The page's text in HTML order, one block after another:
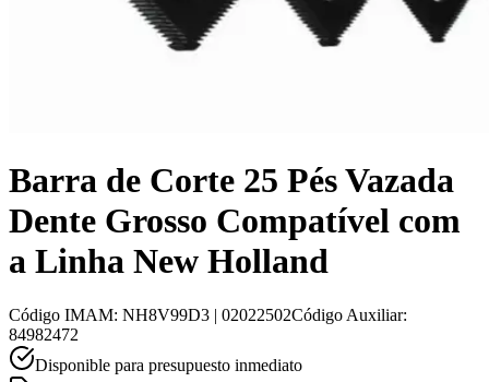
Barra de Corte 25 Pés Vazada
Dente Grosso Compatível com
a Linha New Holland
Código IMAM: NH8V99D3 | 02022502Código Auxiliar:
84982472
Disponible para presupuesto inmediato